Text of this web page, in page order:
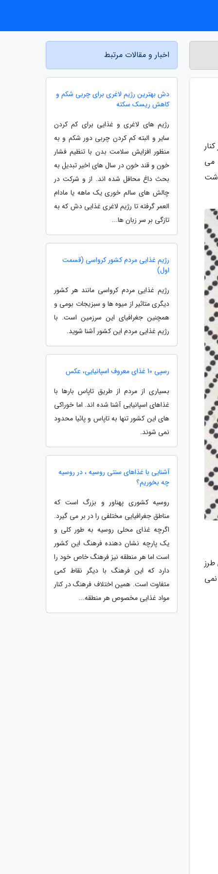
می
بدون گوشت
طرز
اخبار و مقالات مرتبط
دش بهترین رژیم لاغری برای چربی شکم و
کاهش ریسک سکته
رژیم های لاغری و غذایی برای کم کردن
سایر و البته کم کردن چربی دور شکم و به
منظور افزایش سلامت بدن با تنظیم فشار
خون و قند خون در سال های اخیر تبدیل به
بحث داغ محافل شده اند. از و شرکت در
چالش های سالم خوری یک ماهه یا مادام
العمر گرفته تا رژیم لاغری غذایی دش که به
تازگی بر سر زبان ها...
رژیم غذایی مردم کشور کرواسی (قسمت
اول)
رژیم غذایی مردم کرواسی مانند هر کشور
دیگری متاثیر از میوه ها و سبزیجات بومی و
همچنین جغرافیای این سرزمین است. با
رژیم غذایی مردم این کشور آشنا شوید.
رسپی 10 غذای معروف اسپانیایی، عکس
بسیاری از مردم از طریق تاپاس بارها با
غذاهای اسپانیایی آشنا شده اند. اما خوراکی
های این کشور تنها به تاپاس و پائیا محدود
نمی شوند.
آشنایی با غذاهای سنتی روسیه ، در روسیه
چه بخوریم؟
روسیه کشوری پهناور و بزرگ است که
مناطق جغرافیایی مختلفی را در بر می گیرد.
اگرچه غذای محلی روسیه به طور کلی و
یک پارچه نشان دهنده فرهنگ این کشور
است اما هر منطقه نیز فرهنگ خاص خود را
دارد که این فرهنگ با دیگر نقاط کمی
متفاوت است. همین اختلاف فرهنگ در کنار
مواد غذایی مخصوص هر منطقه...